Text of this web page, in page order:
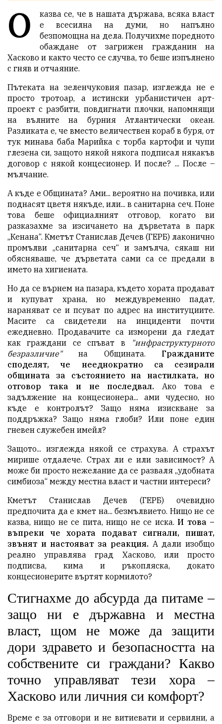
О
казва се, че в нашата държава, всяка власт
е всесилна на думи, но напълно
безпомощна на дела. Получихме поредното
обаждане от загрижен гражданин на
Хасково и както често се случва, то беше изпълнено
с гняв и отчаяние.
Пътеката на зеленчуковия пазар, изглежда не е
просто тротоар, а истински урбанистичен арт-
проект с разбити, повдигнати плочки, напомнящи
на вълните на бурния Атлантически океан.
Разликата е, че вместо величествен кораб в буря, от
тук минава баба Марийка с торба картофи и чупи
глезена си, защото някой някога подписал някакъв
договор с някой концесионер. И после? ... После –
мълчание.
А къде е Общината? Ами... вероятно на почивка, или
поднасят цветя някъде, или... в санитарна сеч. Поне
това беше официалният отговор, когато ви
разказахме за изсичането на дърветата в парк
„Кенана“. Кметът Станислав Дечев (ГЕРБ) лаконично
промълви „санитарна сеч“ и замълча, сякаш ни
обясняваше, че дърветата сами са се предали в
името на хигиената.
Но да се върнем на пазара, където хората продават
и купуват храна, но междувременно падат,
нараняват се и псуват по адрес на институциите.
Масите са свидетели на инциденти почти
ежедневно. Продавачите са изморени да гледат
как граждани се спъват в
"инфраструктурното
безразличие"на Общината. Гражданите
споделят, че нееднократно са сезирали
общината за състоянието на настилката, но
отговор така и не последвал. Ако това е
задължение на концесионера... ами чудесно, но
къде е контролът? Защо няма изискване за
поддръжка? Защо няма глоби? Или поне един
гневен служебен имейл?
Защото... изглежда някой се страхува. А страхът
мирише отдалече. Страх ли е или зависимост? А
може би просто нежелание да се разваля „удобната
симбиоза“ между местна власт и частни интереси?
Кметът Станислав Дечев (ГЕРБ) очевидно
предпочита да е кмет на... безмълвието. Нищо не се
казва, нищо не се пита, нищо не се иска. И това –
въпреки че хората подават сигнали, пишат,
звънят и настояват за реакция. А дали изобщо
реално управлява град Хасково, или просто
подписва, кима и ръкопляска, докато
концесионерите въртят кормилото?
Стигнахме до абсурда да питаме –
защо ни е държавна и местна
власт, щом не може да защити
дори здравето и безопасността на
собствените си граждани? Какво
точно управляват тези хора –
Хасково или личния си комфорт?
Време е за отговори и не витиевати и сервилни, а